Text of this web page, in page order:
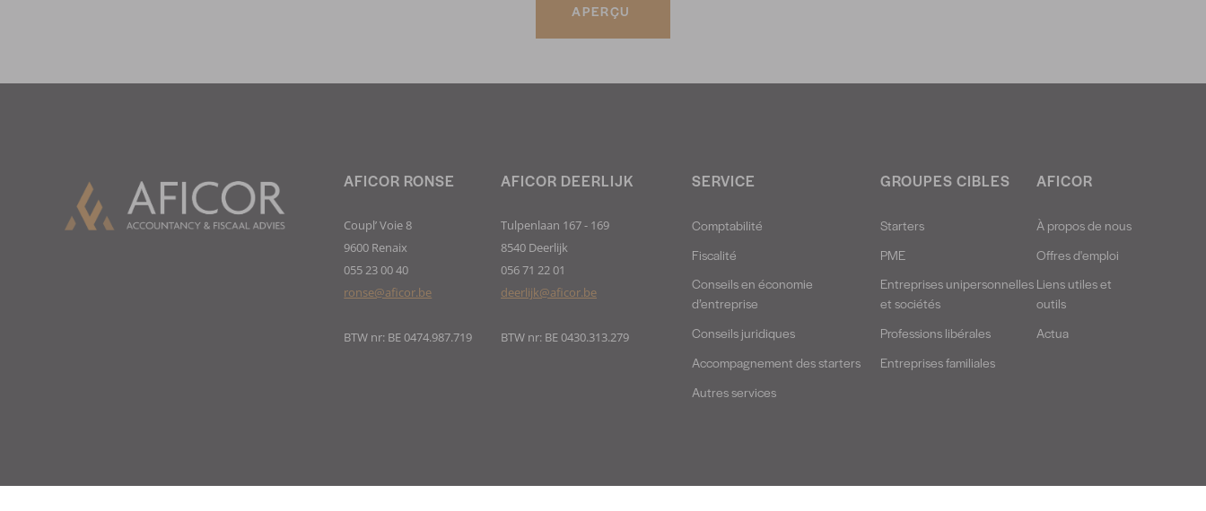
APERÇU
SERVICE
Comptabilité
Fiscalité
Conseils en économie
d’entreprise
Conseils juridiques
Accompagnement des starters
Autres services
GROUPES CIBLES
Starters
PME
Entreprises unipersonnelles
et sociétés
Professions libérales
Entreprises familiales
AFICOR
À propos de nous
Offres d'emploi
Liens utiles et
outils
Actua
AFICOR DEERLIJK
Tulpenlaan 167 - 169
8540 Deerlijk
056 71 22 01
deerlijk@aficor.be
BTW nr: BE 0430.313.279
AFICOR RONSE
Coupl’ Voie 8
9600 Renaix
055 23 00 40
ronse@aficor.be
BTW nr: BE 0474.987.719